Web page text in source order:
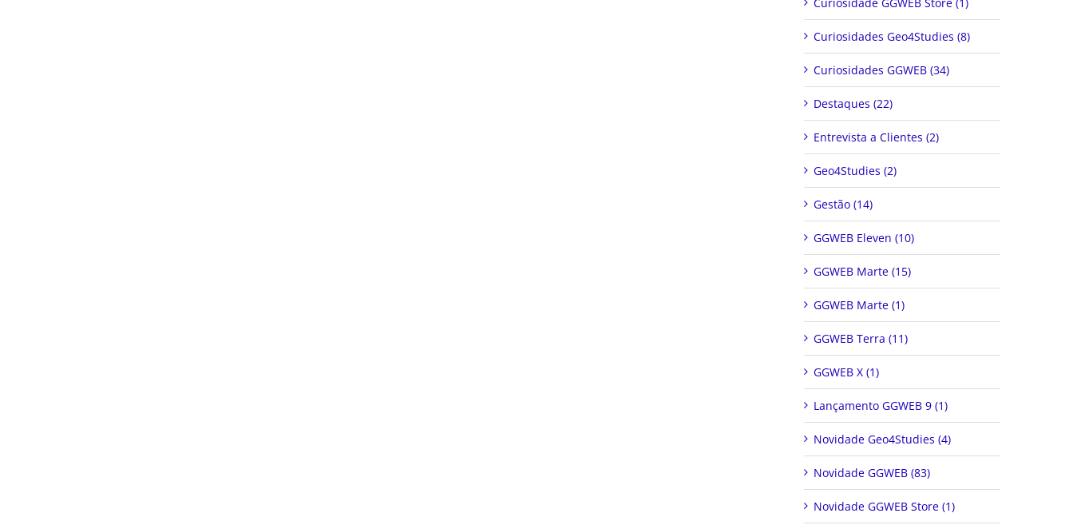
Curiosidades Geo4Studies (8)
Curiosidades GGWEB (34)
Destaques (22)
Entrevista a Clientes (2)
Geo4Studies (2)
Gestão (14)
GGWEB Eleven (10)
GGWEB Marte (15)
GGWEB Marte (1)
GGWEB Terra (11)
GGWEB X (1)
Lançamento GGWEB 9 (1)
Novidade Geo4Studies (4)
Novidade GGWEB (83)
Novidade GGWEB Store (1)